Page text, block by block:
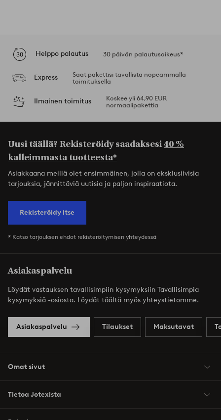
Helppo palautus 30 päivän palautusoikeus*
Express
Saat pakettisi tavallista nopeammalla
toimituksella
Ilmainen toimitus
Koskee yli 64,90 EUR
normaalipakettia
Uusi täällä? Rekisteröidy saadaksesi40 %
kalleimmasta tuotteesta*
Asiakkaana meillä olet ensimmäinen, jolla on eksklusiivisia
tarjouksia, jännittäviä uutisia ja paljon inspiraatiota.
Rekisteröidy itse
* Katso tarjouksen ehdot rekisteröitymisen yhteydessä
Asiakaspalvelu
Löydät vastauksen tavallisimpiin kysymyksiin Tavallisimpia
kysymyksiä -osiosta. Löydät täältä myös yhteystietomme.
Asiakaspalvelu Tilaukset Maksutavat
Omat sivut
Tietoa Jotexista